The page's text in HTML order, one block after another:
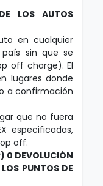
LOS AUTOS
en cualquier
sin que se
off charge). El
lugares donde
a confirmación
que no fuera
especificadas,
off.
0 DEVOLUCIÓN
PUNTOS DE